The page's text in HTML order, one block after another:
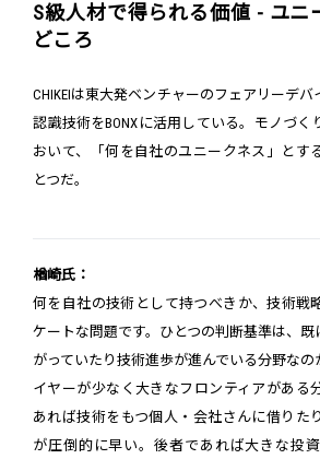
S級人材で得られる価値 - ユニ
どころ
CHIKEIは東大発ベンチャーのフェアリーデ
認識技術をBONXに活用している。モノづ
おいて、「何を自社のユニークネス」とす
とつだ。
楢崎氏：
何を自社の技術として持つべきか、技術戦
ケートな問題です。ひとつの判断基準は、
がっていたり技術進歩が進んでいる分野な
イヤーが少なく大きなフロンティアがある
あれば技術をもつ個人・会社さんに借りた
が圧倒的に早い。後者であれば大きな投